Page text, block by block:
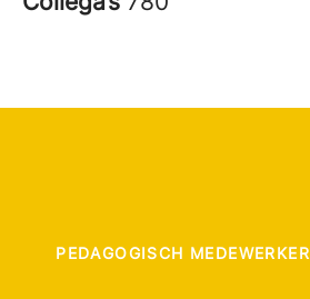
PEDAGOGISCH MEDEWERKER